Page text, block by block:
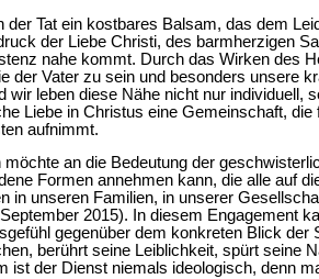
der Tat ein kostbares Balsam, das dem
der Liebe Christi, des barmherzigen
nahe kommt. Durch das Wirken des
der Vater zu sein und besonders unsere
wir leben diese Nähe nicht nur individuell,
Liebe in Christus eine Gemeinschaft,
aufnimmt.
möchte an die Bedeutung der
Formen annehmen kann, die alle auf
in unseren Familien, in unserer
2015). In diesem Engagement
gegenüber dem konkreten Blick
berührt seine Leiblichkeit, spürt seine
ist der Dienst niemals ideologisch, denn